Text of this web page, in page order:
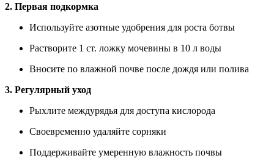
2. Первая подкормка
Используйте азотные удобрения для роста ботвы
Растворите 1 ст. ложку мочевины в 10 л воды
Вносите по влажной почве после дождя или полива
3. Регулярный уход
Рыхлите междурядья для доступа кислорода
Своевременно удаляйте сорняки
Поддерживайте умеренную влажность почвы